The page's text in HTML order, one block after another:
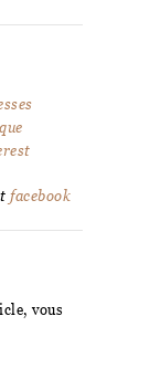
facebook
vous